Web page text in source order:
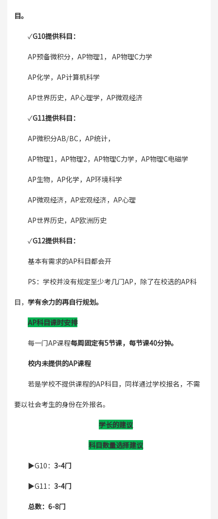
目。
✓G10提供科目：
AP预备微积分，AP物理1， AP物理C力学
AP化学，AP计算机科学
AP世界历史，AP心理学，AP微观经济
✓G11提供科目：
AP微积分AB/BC，AP统计，
AP物理1，AP物理2，AP物理C力学，AP物理C电磁学
AP生物，AP化学，AP环境科学
AP微观经济，AP宏观经济，AP心理
AP世界历史，AP欧洲历史
✓G12提供科目：
基本有需求的AP科目都会开
PS：学校并没有规定至少考几门AP，除了在校选的AP科
目， 学有余力的再自行规划。
AP科目课时安排
每一门AP课程每周固定有5节课，每节课40分钟。
校内未提供的AP课程
若是学校不提供课程的AP科目，同样通过学校报名，不需
要以社会考生的身份在外报名。
学长的建议
科目数量选择建议
▶️G10： 3-4门
▶️G11： 3-4门
总数：6-8门